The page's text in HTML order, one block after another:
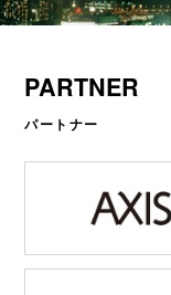
PARTNER
パートナー